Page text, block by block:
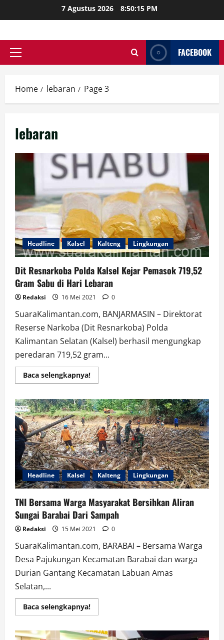
to
7 Agustus 2026 8:50:16 PM
Primary
FACEBOOK
Home lebaran Page 3
lebaran
Headline Kalsel Kalteng Lingkungan
Dit Resnarkoba Polda Kalsel Kejar Pemasok 719,52
Gram Sabu di Hari Lebaran
Redaksi 16 Mei 2021 0
SuaraKalimantan.com, BANJARMASIN – Direktorat
Reserse Narkoba (Dit Resnarkoba) Polda
Kalimantan Selatan (Kalsel) berhasil mengungkap
peredaran 719,52 gram...
Baca selengkapnya!Read
more
Resnarkoba
Polda
Kalsel
Kejar
Pemasok
719,52
Gram
Sabu
di
Hari
Lebaran
Headline Kalsel Kalteng Lingkungan
TNI Bersama Warga Masyarakat Bersihkan Aliran
Sungai Barabai Dari Sampah
Redaksi 15 Mei 2021 0
SuaraKalimantan.com, BARABAI – Bersama Warga
Desa Pajukungan Kecamatan Barabai dan warga
Durian Gantang Kecamatan Labuan Amas
Selatan,...
Baca selengkapnya!Read
more
Bersama